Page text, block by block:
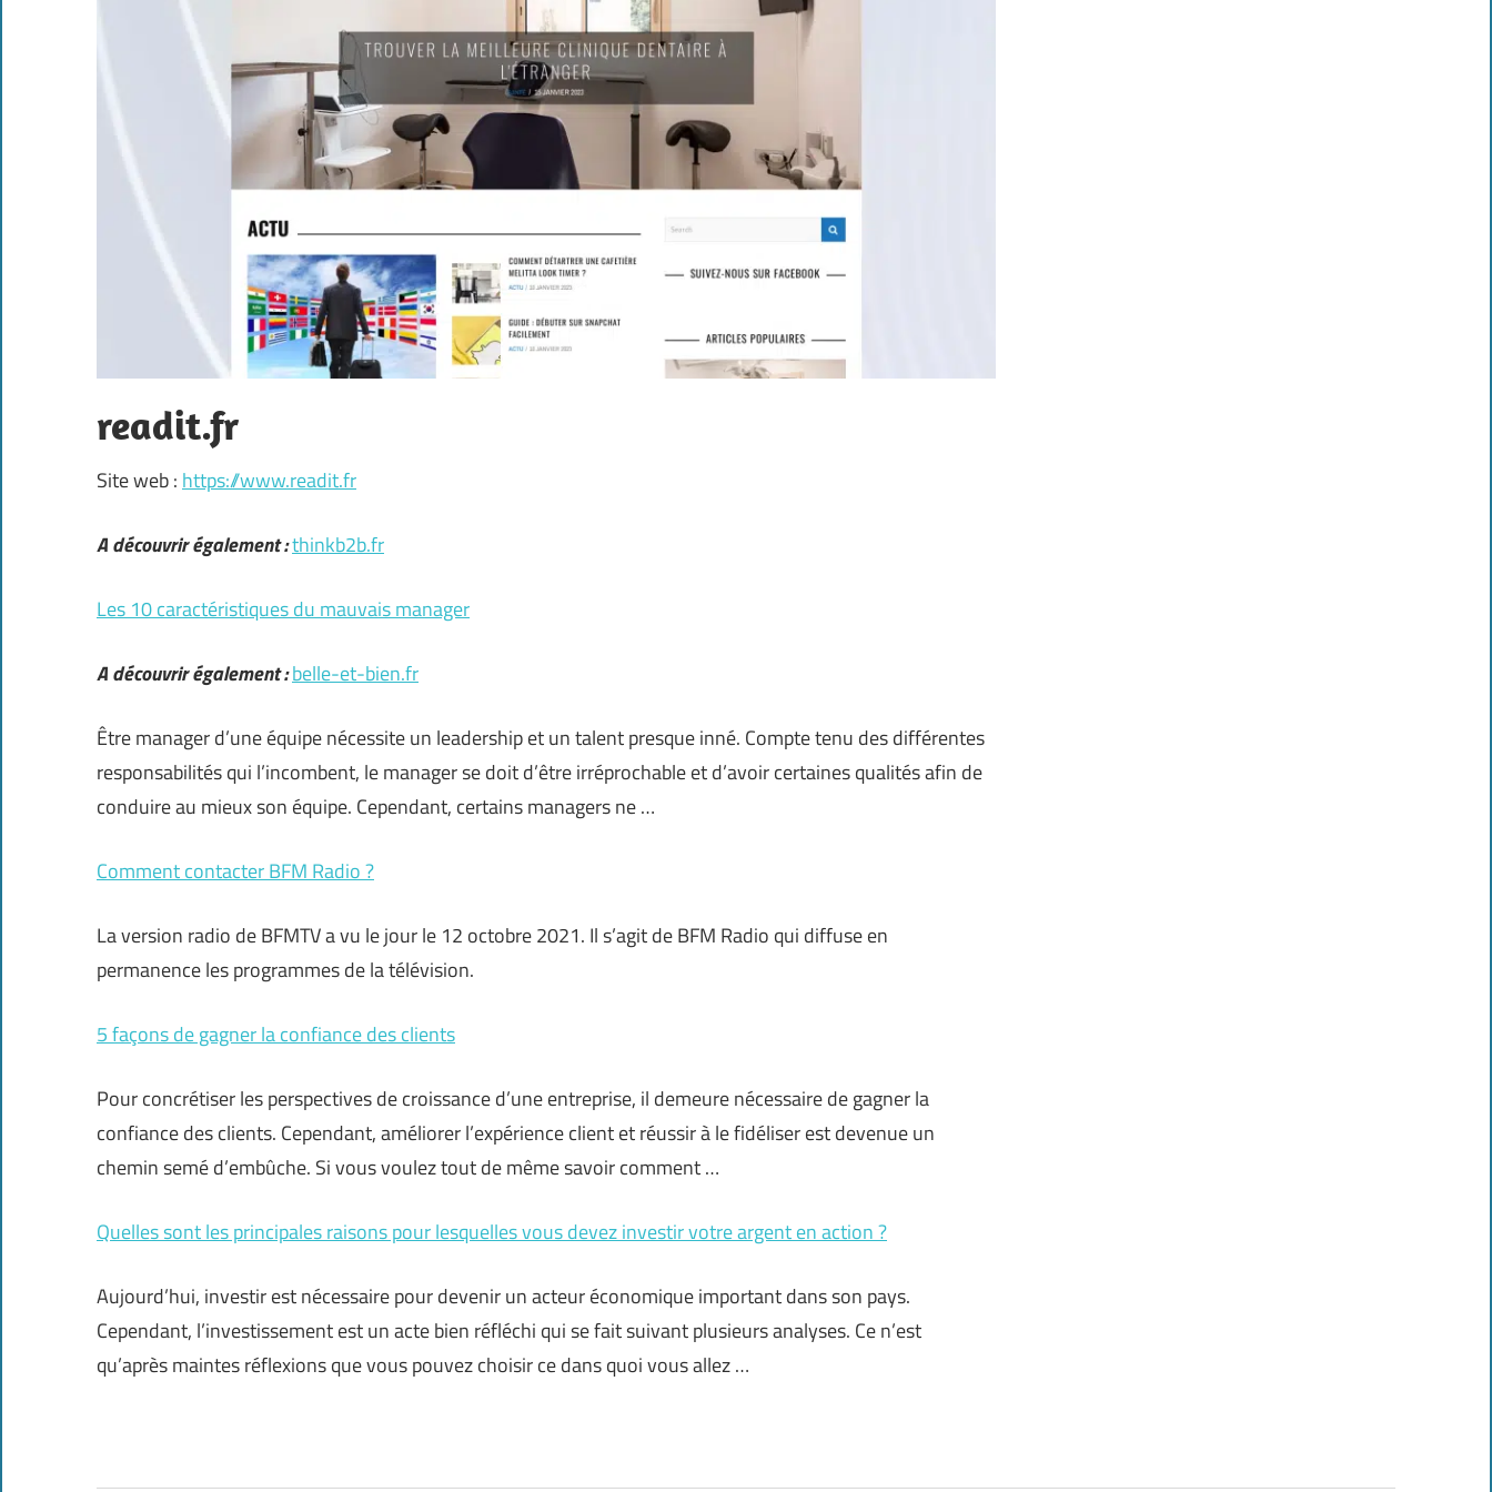
readit.fr
Site web : https://www.readit.fr
A découvrir également :thinkb2b.fr
Les 10 caractéristiques du mauvais manager
A découvrir également :belle-et-bien.fr
Être manager d’une équipe nécessite un leadership et un talent presque inné. Compte tenu des différentes
responsabilités qui l’incombent, le manager se doit d’être irréprochable et d’avoir certaines qualités afin de
conduire au mieux son équipe. Cependant, certains managers ne …
Comment contacter BFM Radio ?
La version radio de BFMTV a vu le jour le 12 octobre 2021. Il s’agit de BFM Radio qui diffuse en
permanence les programmes de la télévision.
5 façons de gagner la confiance des clients
Pour concrétiser les perspectives de croissance d’une entreprise, il demeure nécessaire de gagner la
confiance des clients. Cependant, améliorer l’expérience client et réussir à le fidéliser est devenue un
chemin semé d’embûche. Si vous voulez tout de même savoir comment …
Quelles sont les principales raisons pour lesquelles vous devez investir votre argent en action ?
Aujourd’hui, investir est nécessaire pour devenir un acteur économique important dans son pays.
Cependant, l’investissement est un acte bien réfléchi qui se fait suivant plusieurs analyses. Ce n’est
qu’après maintes réflexions que vous pouvez choisir ce dans quoi vous allez …